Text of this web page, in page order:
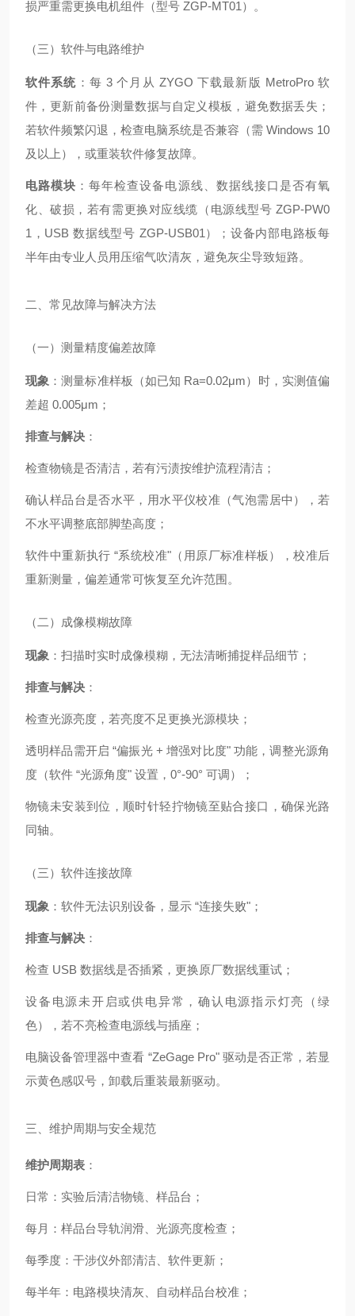
损严重需更换电机组件（型号 ZGP-MT01）。
（三）软件与电路维护
软件系统 ：每 3 个月从 ZYGO 下载最新版 MetroPro 软
件，更新前备份测量数据与自定义模板，避免数据丢失；
若软件频繁闪退，检查电脑系统是否兼容（需 Windows 10
及以上），或重装软件修复故障。
电路模块 ：每年检查设备电源线、数据线接口是否有氧
化、破损，若有需更换对应线缆（电源线型号 ZGP-PW0
1，USB 数据线型号 ZGP-USB01）；设备内部电路板每
半年由专业人员用压缩气吹清灰，避免灰尘导致短路。
二、常见故障与解决方法
（一）测量精度偏差故障
现象 ：测量标准样板（如已知 Ra=0.02μm）时，实测值偏
差超 0.005μm；
排查与解决 ：
检查物镜是否清洁，若有污渍按维护流程清洁；
确认样品台是否水平，用水平仪校准（气泡需居中），若
不水平调整底部脚垫高度；
软件中重新执行 “系统校准"（用原厂标准样板），校准后
重新测量，偏差通常可恢复至允许范围。
（二）成像模糊故障
现象 ：扫描时实时成像模糊，无法清晰捕捉样品细节；
排查与解决 ：
检查光源亮度，若亮度不足更换光源模块；
透明样品需开启 “偏振光 + 增强对比度" 功能，调整光源角
度（软件 “光源角度" 设置，0°-90° 可调）；
物镜未安装到位，顺时针轻拧物镜至贴合接口，确保光路
同轴。
（三）软件连接故障
现象 ：软件无法识别设备，显示 “连接失败"；
排查与解决 ：
检查 USB 数据线是否插紧，更换原厂数据线重试；
设备电源未开启或供电异常，确认电源指示灯亮（绿
色），若不亮检查电源线与插座；
电脑设备管理器中查看 “ZeGage Pro" 驱动是否正常，若显
示黄色感叹号，卸载后重装最新驱动。
三、维护周期与安全规范
维护周期表 ：
日常：实验后清洁物镜、样品台；
每月：样品台导轨润滑、光源亮度检查；
每季度：干涉仪外部清洁、软件更新；
每半年：电路模块清灰、自动样品台校准；